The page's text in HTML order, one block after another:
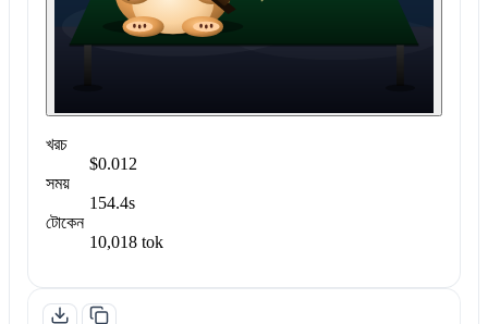
খরচ
$0.012
সময়
154.4s
টোকেন
10,018 tok